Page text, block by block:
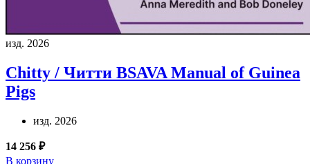
изд. 2026
Chitty / Читти BSAVA Manual of Guinea
Pigs
изд. 2026
14 256 ₽
В корзину